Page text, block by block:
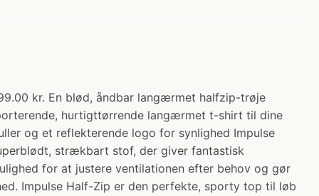
kr. En blød, åndbar langærmet halfzip-trøje
hurtigttørrende langærmet t-shirt til dine
og et reflekterende logo for synlighed Impulse
strækbart stof, der giver fantastisk
for at justere ventilationen efter behov og gør
Impulse Half-Zip er den perfekte, sporty top til løb